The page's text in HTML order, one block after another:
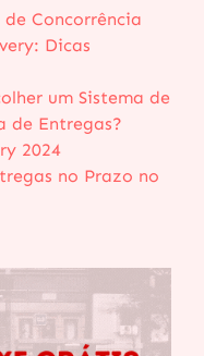
Concorrência
Dicas
um Sistema de
de Entregas?
2024
no Prazo no